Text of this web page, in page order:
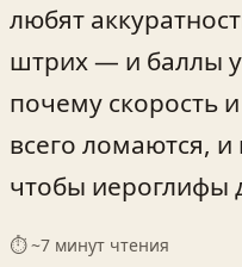
любят
штрих — и баллы
почему скорость
всего ломаются, и
чтобы иероглифы
⏱ ~7 минут чтения